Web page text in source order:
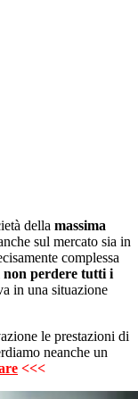
della massima
sul mercato sia in
complessa
non perdere tutti i
in una situazione
le prestazioni di
neanche un
<<<